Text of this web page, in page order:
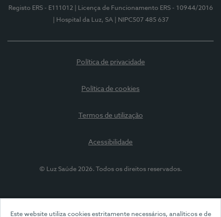
Este website utiliza cookies estritamente necessários, analíticos e de
Registo ERS - E111012
| Licença de Funcionamento ERS - 10944/2016
| Hospital da Luz, SA
| NIPC507 485 637
Política de privacidade
Política de cookies
Termos de utilização
Acessibilidade
© Luz Saúde 2026. Todos os direitos reservados.